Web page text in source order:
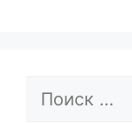
Поиск: